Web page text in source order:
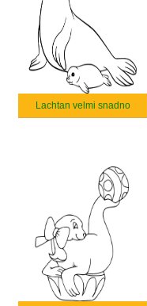
Lachtan velmi snadno